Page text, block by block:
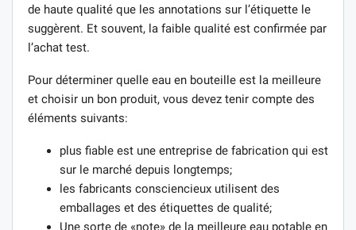
de haute qualité que les annotations sur l’étiquette le
suggèrent. Et souvent, la faible qualité est confirmée par
l’achat test.
Pour déterminer quelle eau en bouteille est la meilleure
et choisir un bon produit, vous devez tenir compte des
éléments suivants:
plus fiable est une entreprise de fabrication qui est
sur le marché depuis longtemps;
les fabricants consciencieux utilisent des
emballages et des étiquettes de qualité;
Une sorte de «note» de la meilleure eau potable en